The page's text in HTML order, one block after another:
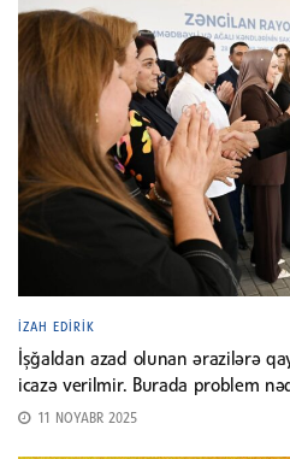
İZAH EDIRIK
İşğaldan azad olunan ərazilərə
icazə verilmir. Burada problem
11 NOYABR 2025